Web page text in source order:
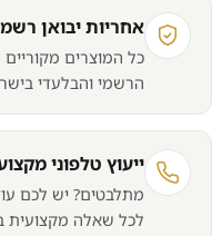
מחשב
מקצועי
CS-
2410
אחריות יבואן
כל המוצרים מקוריים
הרשמי והבלעדי
ייעוץ טלפוני
מתלבטים? יש לכם
לכל שאלה מקצועית בתחום